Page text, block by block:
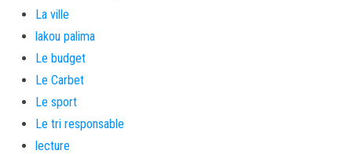
La ville
lakou palima
Le budget
Le Carbet
Le sport
Le tri responsable
lecture